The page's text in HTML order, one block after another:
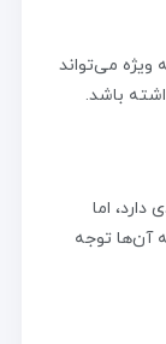
می‌تواند
باشد.
دارد، اما
آن‌ها توجه